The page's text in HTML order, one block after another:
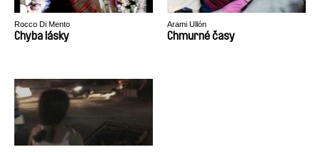
Rocco Di Mento
Chyba lásky
Arami Ullón
Chmurné časy